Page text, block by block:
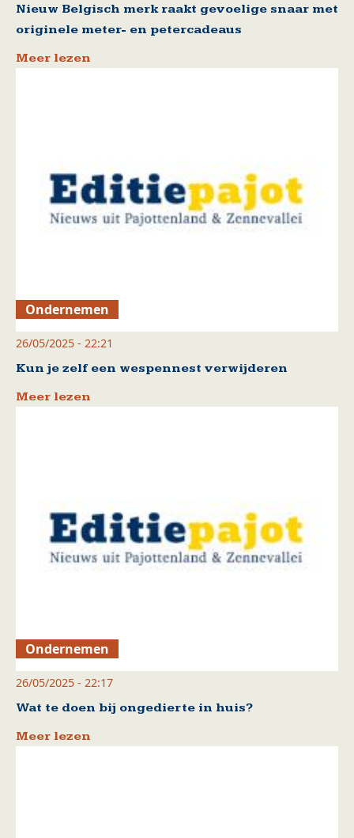
Nieuw Belgisch merk raakt gevoelige snaar met
originele meter- en petercadeaus
Meer lezen
Ondernemen
26/05/2025 - 22:21
Kun je zelf een wespennest verwijderen
Meer lezen
Ondernemen
26/05/2025 - 22:17
Wat te doen bij ongedierte in huis?
Meer lezen